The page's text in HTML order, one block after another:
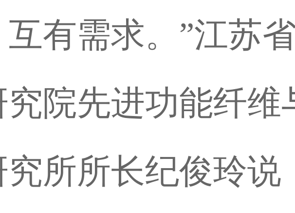
互有需求。”江苏
究院先进功能纤维
究所所长纪俊玲说